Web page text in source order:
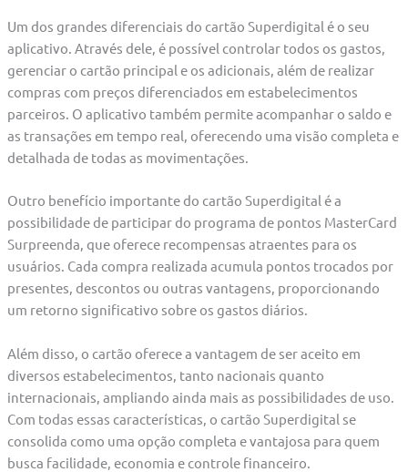
Um dos grandes diferenciais do cartão Superdigital é o seu
aplicativo. Através dele, é possível controlar todos os gastos,
gerenciar o cartão principal e os adicionais, além de realizar
compras com preços diferenciados em estabelecimentos
parceiros. O aplicativo também permite acompanhar o saldo e
as transações em tempo real, oferecendo uma visão completa e
detalhada de todas as movimentações.
Outro benefício importante do cartão Superdigital é a
possibilidade de participar do programa de pontos MasterCard
Surpreenda, que oferece recompensas atraentes para os
usuários. Cada compra realizada acumula pontos trocados por
presentes, descontos ou outras vantagens, proporcionando
um retorno significativo sobre os gastos diários.
Além disso, o cartão oferece a vantagem de ser aceito em
diversos estabelecimentos, tanto nacionais quanto
internacionais, ampliando ainda mais as possibilidades de uso.
Com todas essas características, o cartão Superdigital se
consolida como uma opção completa e vantajosa para quem
busca facilidade, economia e controle financeiro.